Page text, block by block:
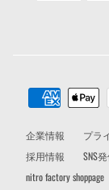
企業情報 プラ
採用情報
SNS
nitro factory shoppage